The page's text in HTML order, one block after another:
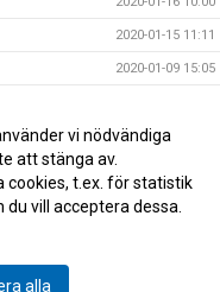
2020-01-15 11:11
2020-01-09 15:05
2019-11-28 11:03
2019-11-26 19:29
vi nödvändiga
att stänga av.
cookies, t.ex. för statistik
vill acceptera dessa.
alla